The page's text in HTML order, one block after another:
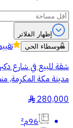
إظهار الفلاتر
وسطاء الحي
شقة للبيع في شارع
مدينة مكة المكرمة,
280,000
§
96م²